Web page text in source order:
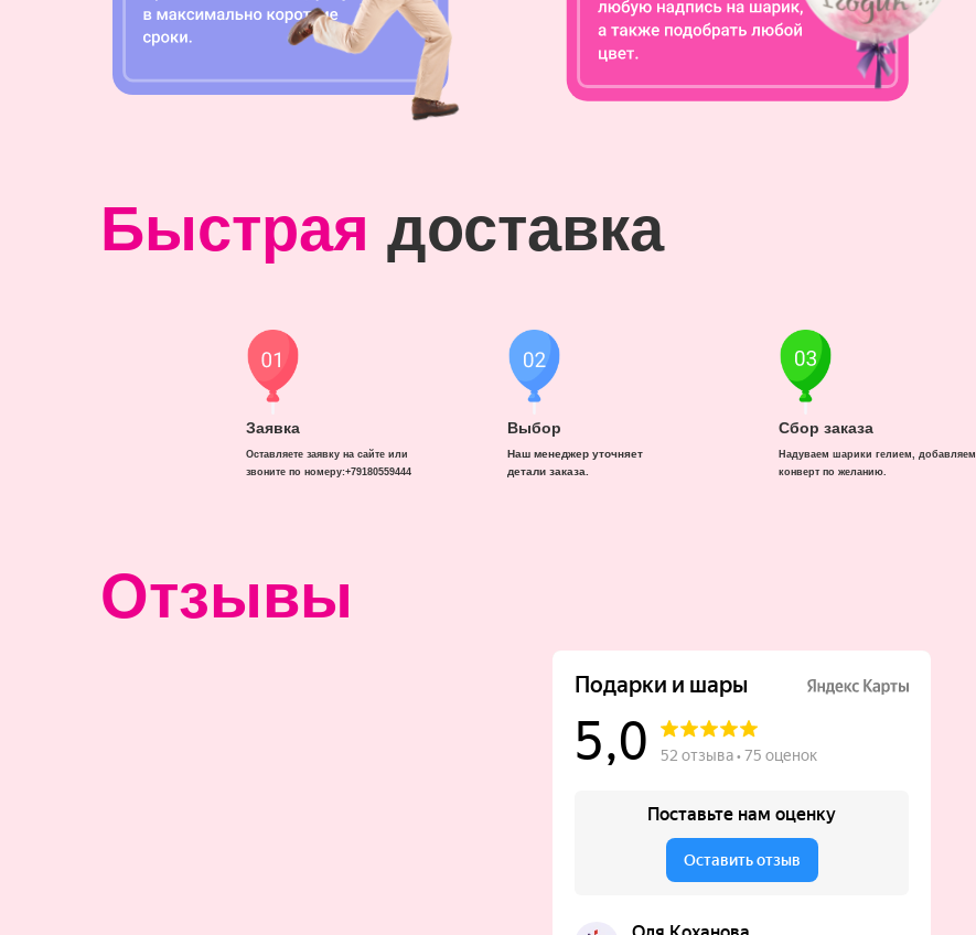
Быстрая доставка
Сбор заказа
Надуваем шарики гелием, добавляем
конверт по желанию.
Заявка
Оставляете заявку на сайте или
звоните по номеру:+79180559444
Выбор
Наш менеджер уточняет
детали заказа.
Отзывы